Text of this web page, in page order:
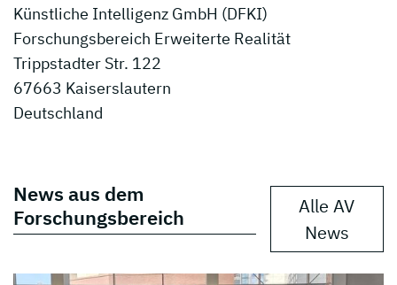
Künstliche Intelligenz GmbH (DFKI)
Forschungsbereich Erweiterte Realität
Trippstadter Str. 122
67663 Kaiserslautern
Deutschland
News aus dem
Forschungsbereich
Alle AV
News